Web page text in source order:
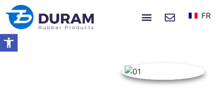
Ouvrir la barre d’outils
FR